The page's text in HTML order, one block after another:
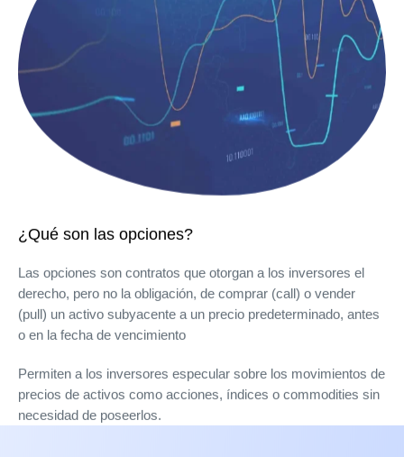
¿Qué son las opciones?
Las opciones son contratos que otorgan a los inversores el
derecho, pero no la obligación, de comprar (call) o vender
(pull) un activo subyacente a un precio predeterminado, antes
o en la fecha de vencimiento
Permiten a los inversores especular sobre los movimientos de
precios de activos como acciones, índices o commodities sin
necesidad de poseerlos.